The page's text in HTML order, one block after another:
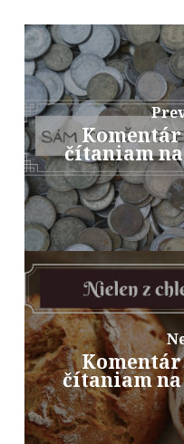
čítaniam
čítaniam na